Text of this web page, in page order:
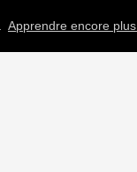
Apprendre encore plus.